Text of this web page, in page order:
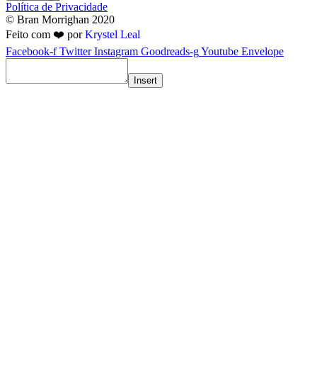
Política de Privacidade
© Bran Morrighan 2020
Feito com ❤️ porKrystel Leal
Facebook-f Twitter Instagram Goodreads-gYoutube Envelope
Insert